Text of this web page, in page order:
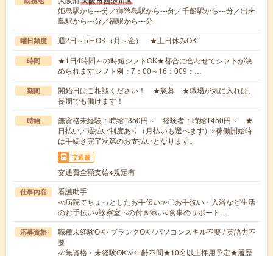
姫島駅から---分／御幣島駅から---分／千船駅から---分／出来
島駅から---分／福駅から---分
曜日頻度 週2日～5日OK（月～金） ★土日休みOK
時間
★1日4時間～の時短シフトOK★都合に合わせてシフトが決
められますシフト例：7：00～16：009：…
期間
開始日はご相談ください！ ★急募 ★職場が気に入れば、
長期でも働けます！
時給
無資格未経験：時給1350円～ 経験者：時給1450円～ ★
日払い／週払い制度あり（月払いも選べます）※稼働開始時
は手続き完了次第のお支払いとなります。
交通費
交通費全額支給※規定有
仕事内容
看護助手
≪病院でちょっとしたお手伝い≫〇お手洗い・入浴など生活
のお手伝い○診察室への付き添い○食事のサポート…
応募資格
職種未経験OK / ブランクOK / パソコンスキル不要 / 英語力不
要
≪無資格・未経験OK≫年齢不問★10名以上採用予定★履歴